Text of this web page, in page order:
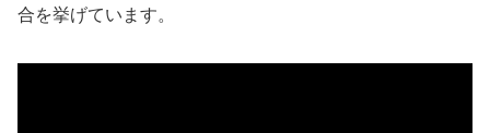
合を挙げています。